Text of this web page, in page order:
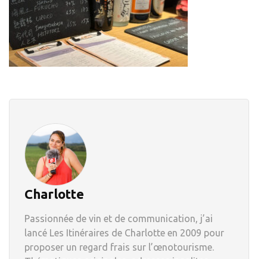
Charlotte
Passionnée de vin et de communication, j’ai
lancé Les Itinéraires de Charlotte en 2009 pour
proposer un regard frais sur l’œnotourisme.